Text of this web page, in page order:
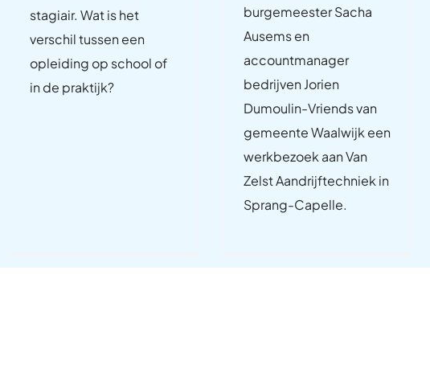
stagiair. Wat is het
verschil tussen een
opleiding op school of
in de praktijk?
burgemeester Sacha
Ausems en
accountmanager
bedrijven Jorien
Dumoulin-Vriends van
gemeente Waalwijk een
werkbezoek aan Van
Zelst Aandrijftechniek in
Sprang-Capelle.